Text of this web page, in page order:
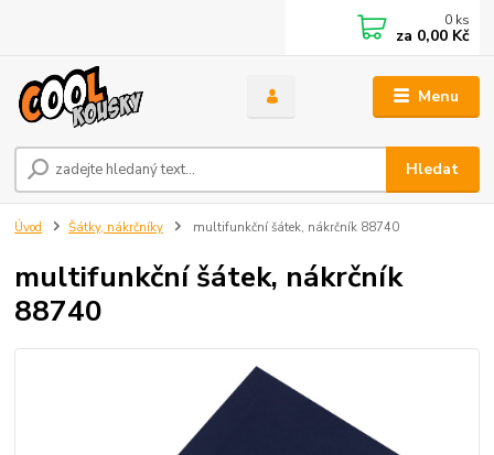
Menu
Hledat
0 ks
za 0,00 Kč
Úvod Šátky, nákrčníky multifunkční šátek, nákrčník 88740
multifunkční šátek, nákrčník
88740